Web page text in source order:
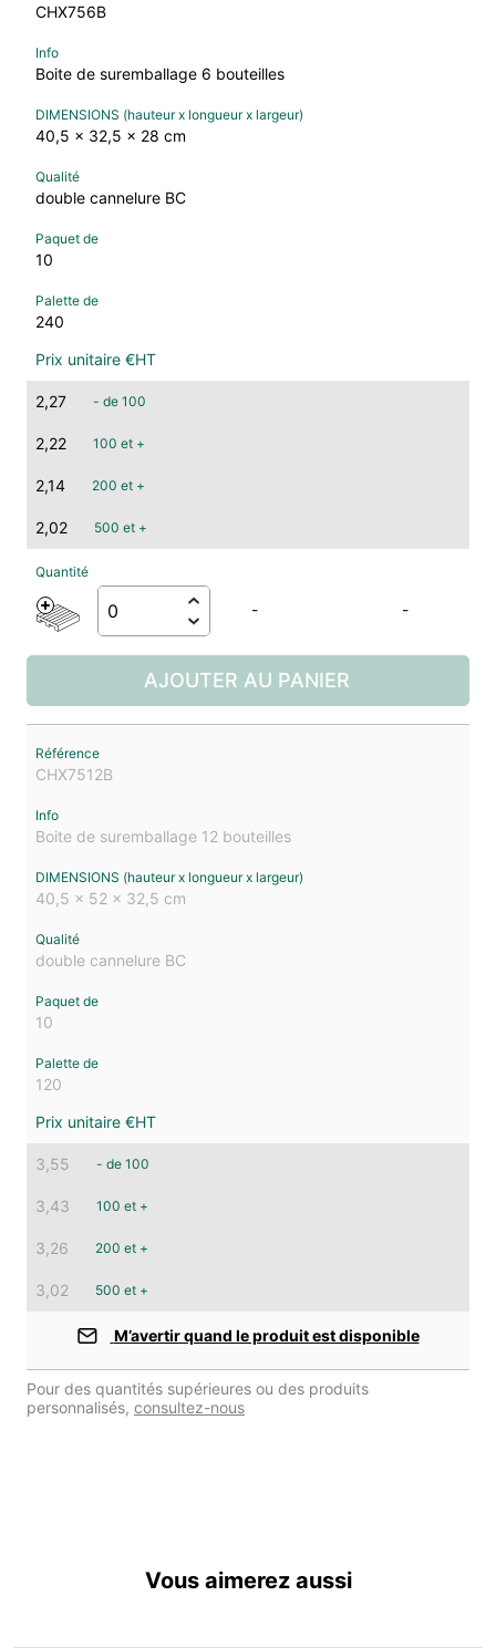
CHX756B
Boite de suremballage 6 bouteilles
40,5 x 32,5 x 28 cm
double cannelure BC
10
240
2,27 - de 100
2,22 100 et +
2,14 200 et +
2,02 500 et +
- -
AJOUTER AU PANIER
CHX7512B
Boite de suremballage 12 bouteilles
40,5 x 52 x 32,5 cm
double cannelure BC
10
120
3,55 - de 100
3,43 100 et +
3,26 200 et +
3,02 500 et +
M’avertir quand le produit est disponible
Pour des quantités supérieures ou des produits
personnalisés, consultez-nous
Vous aimerez aussi